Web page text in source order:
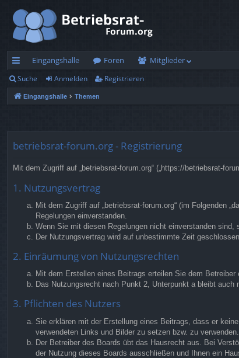
ch
ne
Eingangshalle Foren
Mitglieder
Suche Anmelden Registrieren
Eingangshalle Themen
betriebsrat-forum.org - Registrierung
Mit dem Zugriff auf „betriebsrat-forum.org“ („https://betriebsrat-
1. Nutzungsvertrag
Mit dem Zugriff auf „betriebsrat-forum.org“ (im Folgenden
Regelungen einverstanden.
Wenn Sie mit diesen Regelungen nicht einverstanden
Der Nutzungsvertrag wird auf unbestimmte Zeit
2. Einräumung von Nutzungsrechten
Mit dem Erstellen eines Beitrags erteilen Sie dem
Das Nutzungsrecht nach Punkt 2, Unterpunkt a bleibt
3. Pflichten des Nutzers
Sie erklären mit der Erstellung eines Beitrags, dass er
verwendeten Links und Bilder zu setzen bzw. zu verwenden.
Der Betreiber des Boards übt das Hausrecht aus. Bei
der Nutzung dieses Boards ausschließen und Ihnen ein